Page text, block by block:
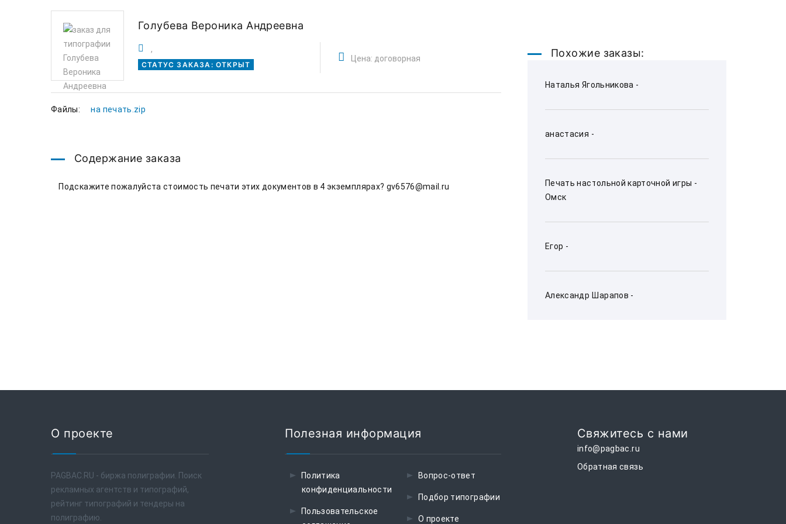
Голубева Вероника Андреевна
,
СТАТУС ЗАКАЗА: ОТКРЫТ
Цена: договорная
Файлы: на печать.zip
Содержание заказа
    Подскажите пожалуйста стоимость печати этих документов в 4 экземплярах? gv6576@mail.ru
Похожие заказы:
Наталья Ягольникова -
анастасия -
Печать настольной карточной игры -
Омск
Егор -
Александр Шарапов -
О проекте
PAGBAC.RU - биржа полиграфии. Поиск
рекламных агентств и типографий,
рейтинг типографий и тендеры на
полиграфию.
Полезная информация
Политика
конфиденциальности
Пользовательское
Вопрос-ответ
Подбор типографии
О проекте
Свяжитесь с нами
info@pagbac.ru
Обратная связь